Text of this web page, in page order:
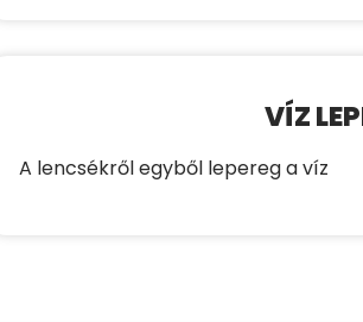
VÍZ
A lencsékről egyből lepereg a víz